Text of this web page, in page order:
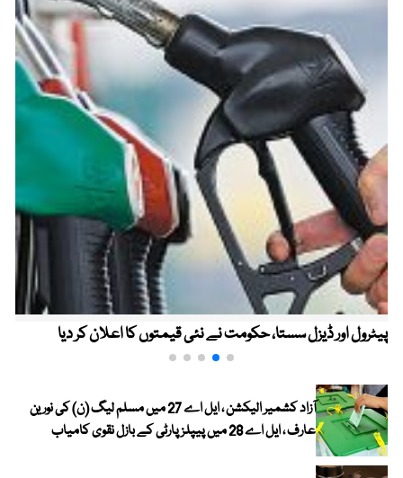
پیٹرول اور ڈیزل سستا، حکومت نے نئی قیمتوں کا اعلان کر دیا
آزاد کشمیر الیکشن ، ایل اے 27 میں مسلم لیگ (ن) کی نورین
عارف ، ایل اے 28 میں پیپلز پارٹی کے بازل نقوی کامیاب